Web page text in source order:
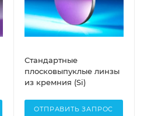
Стандартные
плосковыпуклые линзы
из кремния (Si)
ОТПРАВИТЬ ЗАПРОС